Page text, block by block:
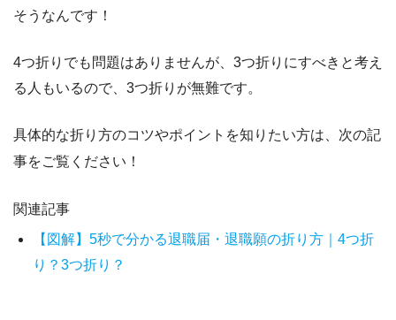
そうなんです！
4つ折りでも問題はありませんが、 3つ折りにすべきと考え
る人もいるので、3つ折りが無難です。
具体的な折り方のコツやポイントを知りたい方は、次の記
事をご覧ください！
関連記事
【図解】5秒で分かる退職届・退職願の折り方｜4つ折
り？3つ折り？